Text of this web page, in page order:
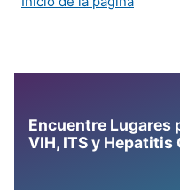
Encuentre Lugares
VIH, ITS y Hepatitis